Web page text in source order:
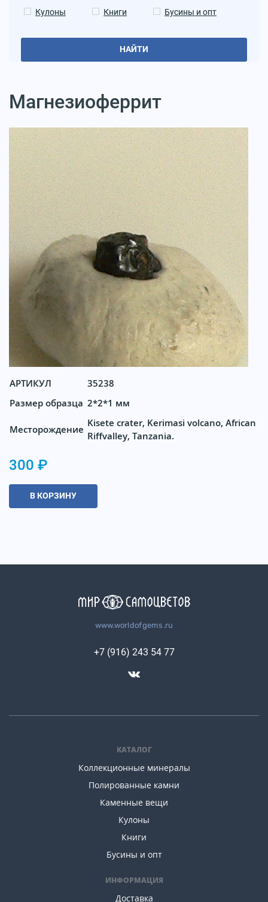
Кулоны
Книги Бусины и опт
НАЙТИ
Магнезиоферрит
АРТИКУЛ
35238
Размер образца 2*2*1 мм
Месторождение
Kisete crater, Kerimasi volcano, African
Riffvalley, Tanzania.
300 ₽
В КОРЗИНУ
www.worldofgems.ru
КАТАЛОГ
Коллекционные минералы
Полированные камни
Каменные вещи
Кулоны
Книги
Бусины и опт
ИНФОРМАЦИЯ
Доставка
+7 (916) 243 54 77